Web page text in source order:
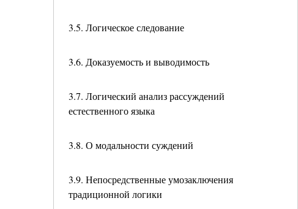
3.5. Логическое следование
3.6. Доказуемость и выводимость
3.7. Логический анализ рассуждений
естественного языка
3.8. О модальности суждений
3.9. Непосредственные умозаключения
традиционной логики